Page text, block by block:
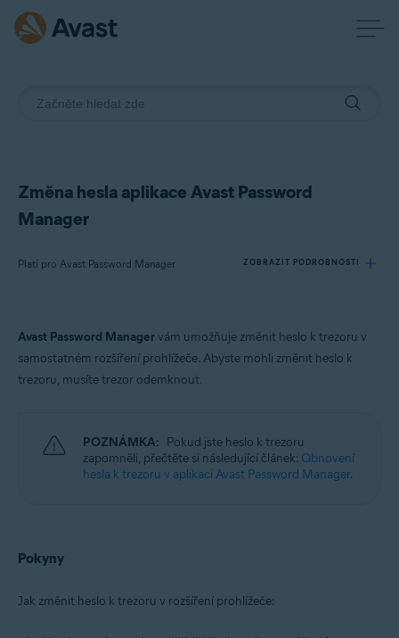
Změna hesla aplikace Avast Password
Manager
Platí pro Avast Password Manager ZOBRAZIT PODROBNOSTI
Produkty:
Avast Password Manager
Avast Password Managervám umožňuje změnit heslo k trezoru v
samostatném rozšíření prohlížeče. Abyste mohli změnit heslo k
trezoru, musíte trezor odemknout.
POZNÁMKA: Pokud jste heslo k trezoru
zapomněli, přečtěte si následující článek: Obnovení
hesla k trezoru v aplikaci Avast Password Manager.
Pokyny
Jak změnit heslo k trezoru v rozšíření prohlížeče: